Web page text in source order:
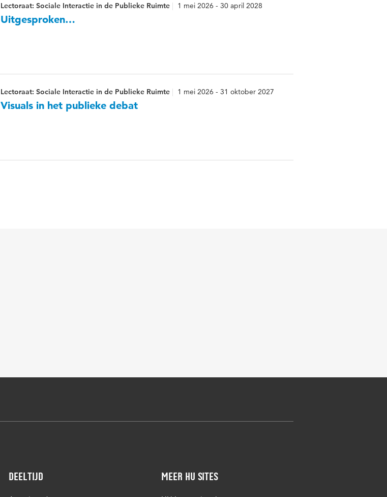
Lectoraat: Sociale Interactie in de Publieke Ruimte 1 mei 2026 - 30 april 2028
Uitgesproken…
Lectoraat: Sociale Interactie in de Publieke Ruimte 1 mei 2026 - 31 oktober 2027
Visuals in het publieke debat
Deeltijd Meer HU sites